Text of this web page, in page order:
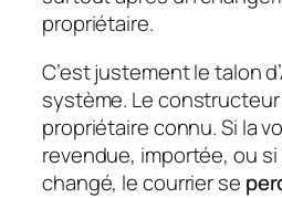
propriétaire.
C’est justement le talon
système. Le
propriétaire connu. Si la
revendue, importée, ou si
changé, le courrier se